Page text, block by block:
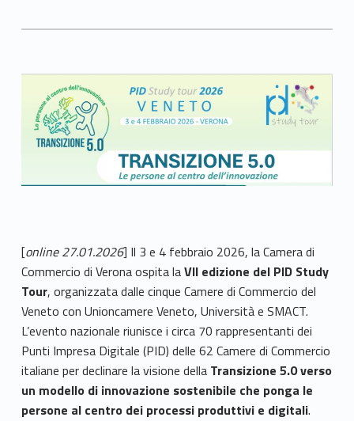
[online 27.01.2026] Il 3 e 4 febbraio 2026, la Camera di
Commercio di Verona ospita laVII edizione del PID Study
Tour, organizzata dalle cinque Camere di Commercio del
Veneto con Unioncamere Veneto, Università e SMACT.
L’evento nazionale riunisce i circa 70 rappresentanti dei
Punti Impresa Digitale (PID) delle 62 Camere di Commercio
italiane per declinare la visione della Transizione 5.0 verso
un modello di innovazione sostenibile che ponga le
persone al centro dei processi produttivi e digitali.